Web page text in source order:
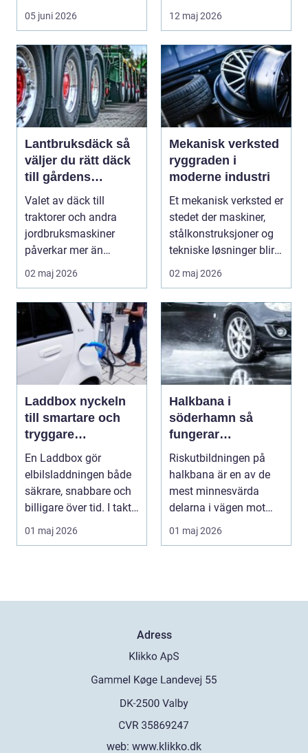
mest känns som e...
05 juni 2026
verkstad blir en ...
12 maj 2026
Lantbruksdäck så
väljer du rätt däck
till gårdens
maskiner
Valet av däck till
traktorer och andra
jordbruksmaskiner
påverkar mer än
många tror. Rätt däck
ger b...
02 maj 2026
Mekanisk verksted
ryggraden i
moderne industri
Et mekanisk verksted er
stedet der maskiner,
stålkonstruksjoner og
tekniske løsninger blir
holdt i g...
02 maj 2026
Laddbox nyckeln
till smartare och
tryggare
elbilsladdning
hemma
En Laddbox gör
elbilsladdningen både
säkrare, snabbare och
billigare över tid. I takt
med att fler s...
01 maj 2026
Halkbana i
söderhamn så
fungerar
riskutbildningen
och därför spelar
den roll
Riskutbildningen på
halkbana är en av de
mest minnesvärda
delarna i vägen mot
körkort. Många
kommer ...
01 maj 2026
Adress
web: www.klikko.dk